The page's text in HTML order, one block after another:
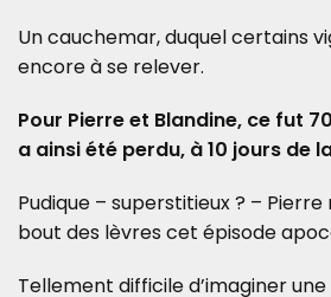
Un cauchemar, duquel certains
encore à se relever.
Pour Pierre et Blandine, ce fut
a ainsi été perdu, à 10 jours de
Pudique – superstitieux ? – Pierre
bout des lèvres cet épisode
Tellement difficile d’imaginer